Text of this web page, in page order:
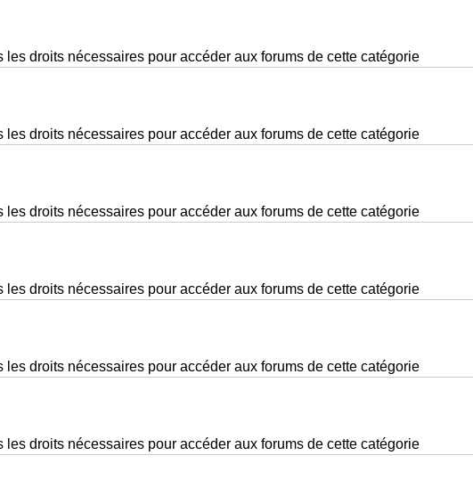
les droits nécessaires pour accéder aux forums de cette catégorie
les droits nécessaires pour accéder aux forums de cette catégorie
les droits nécessaires pour accéder aux forums de cette catégorie
les droits nécessaires pour accéder aux forums de cette catégorie
les droits nécessaires pour accéder aux forums de cette catégorie
les droits nécessaires pour accéder aux forums de cette catégorie